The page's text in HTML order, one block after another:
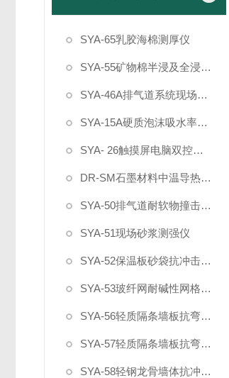
SYA-65乳胶海棉测厚仪
SYA-55矿物棉半浸及全浸试验水箱
SYA-46A排气道系统现场综合测试系统
SYA-15A硬质泡沫吸水率切片器
SYA- 26触摸屏电脑双控制建材烟密度测试仪
DR-SM石墨材料中温导热系数测定仪
SYA-50排气道耐软物撞击试验装置
SYA-51现场砂浆测强仪
SYA-52保温板砂袋抗冲击仪5KG
SYA-53玻纤网耐碱性网格布试验箱
SYA-56轻质隔条墙板抗弯破坏载荷试验装置
SYA-57轻质隔条墙板抗弯破坏载荷试验装置
SYA-58轻钢龙骨墙体抗冲击和静载试验装置